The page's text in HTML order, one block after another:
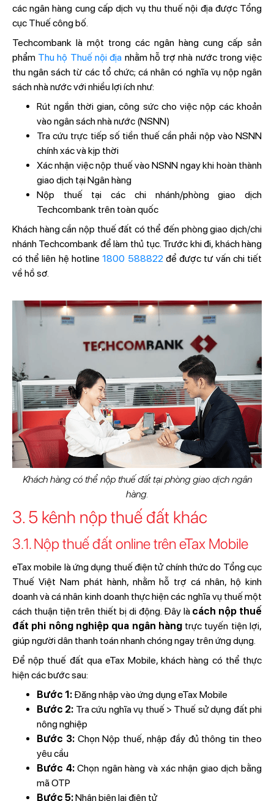
các ngân hàng cung cấp dịch vụ thu thuế nội địa được Tổng
cục Thuế công bố.
Techcombank là một trong các ngân hàng cung cấp sản
phẩm Thu hộ Thuế nội địa nhằm hỗ trợ nhà nước trong việc
thu ngân sách từ các tổ chức; cá nhân có nghĩa vụ nộp ngân
sách nhà nước với nhiều lợi ích như:
Rút ngắn thời gian, công sức cho việc nộp các khoản
vào ngân sách nhà nước (NSNN)
Tra cứu trực tiếp số tiền thuế cần phải nộp vào NSNN
chính xác và kịp thời
Xác nhận việc nộp thuế vào NSNN ngay khi hoàn thành
giao dịch tại Ngân hàng
Nộp thuế tại các chi nhánh/phòng giao dịch
Techcombank trên toàn quốc
Khách hàng cần nộp thuế đất có thể đến phòng giao dịch/chi
nhánh Techcombank để làm thủ tục. Trước khi đi, khách hàng
có thể liên hệ hotline1800 588822để được tư vấn chi tiết
về hồ sơ.
Khách hàng có thể nộp thuế đất tại phòng giao dịch ngân
hàng.
3. 5 kênh nộp thuế đất khác
3.1. Nộp thuế đất online trên eTax Mobile
eTax mobile là ứng dụng thuế điện tử chính thức do Tổng cục
Thuế Việt Nam phát hành, nhằm hỗ trợ cá nhân, hộ kinh
doanh và cá nhân kinh doanh thực hiện các nghĩa vụ thuế một
cách thuận tiện trên thiết bị di động. Đây là cách nộp thuế
đất phi nông nghiệp qua ngân hàngtrực tuyến tiện lợi,
giúp người dân thanh toán nhanh chóng ngay trên ứng dụng.
Để nộp thuế đất qua eTax Mobile, khách hàng có thể thực
hiện các bước sau:
Bước 1: Đăng nhập vào ứng dụng eTax Mobile
Bước 2: Tra cứu nghĩa vụ thuế > Thuế sử dụng đất phi
nông nghiệp
Bước 3: Chọn Nộp thuế, nhập đầy đủ thông tin theo
yêu cầu
Bước 4:Chọn ngân hàng và xác nhận giao dịch bằng
mã OTP
Bước 5:Nhận biên lai điện tử